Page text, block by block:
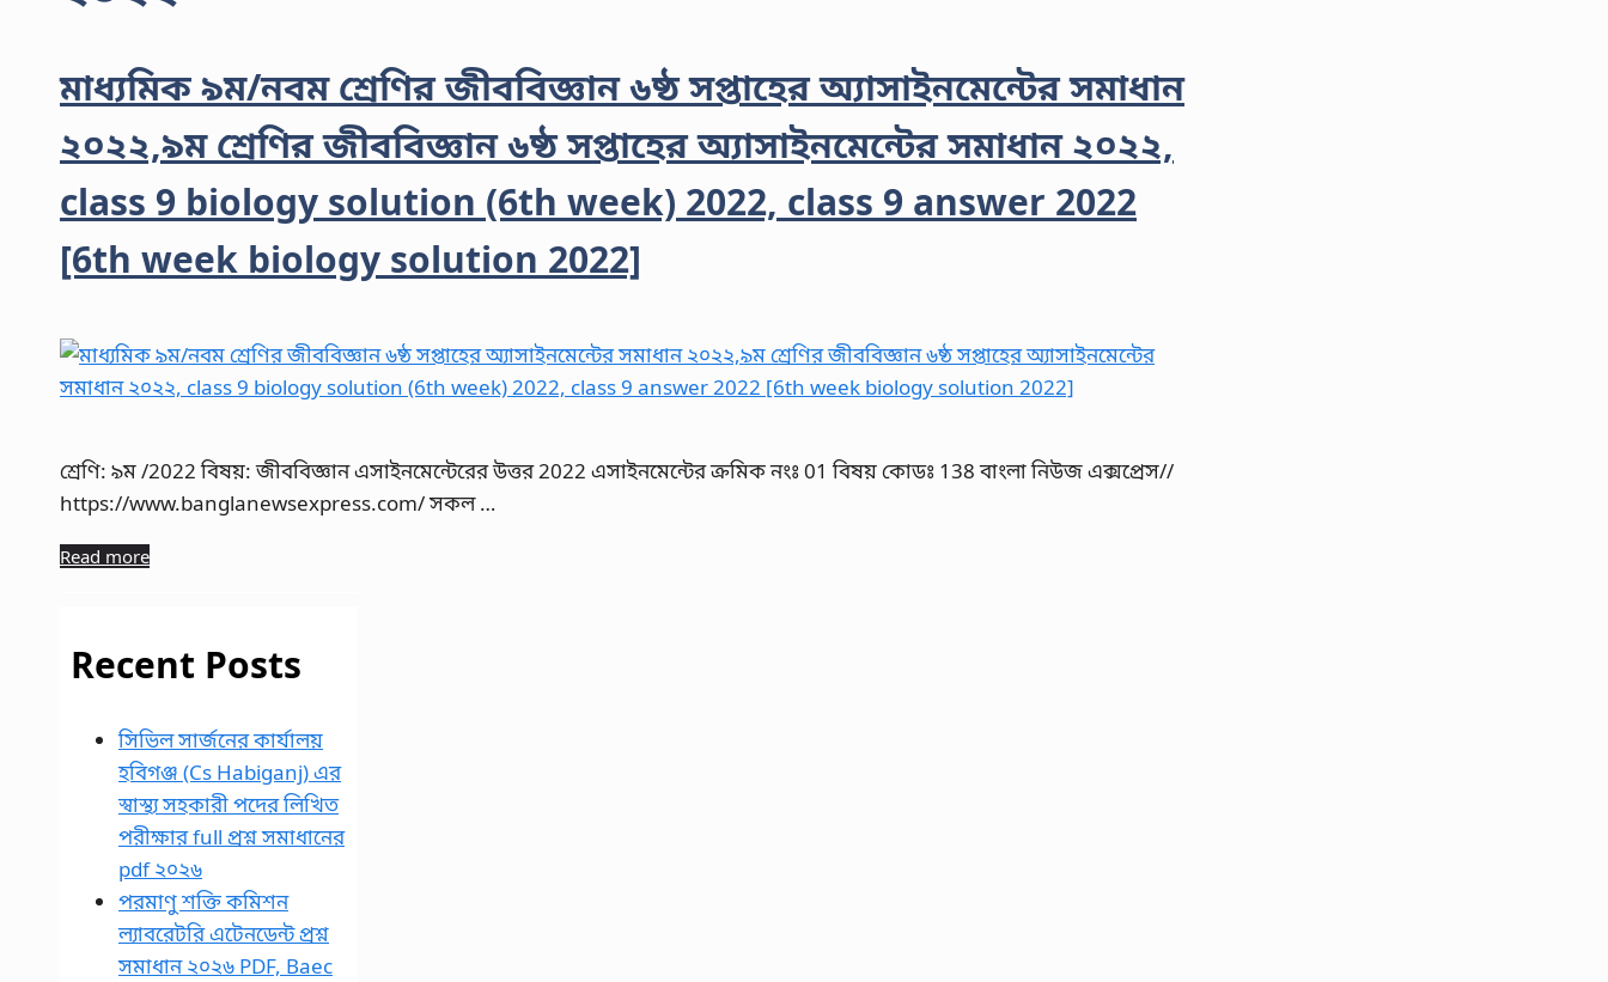
মাধ্যমিক ৯ম/নবম শ্রেণির জীববিজ্ঞান ৬ষ্ঠ সপ্তাহের অ্যাসাইনমেন্টের সমাধান
২০২২,৯ম শ্রেণির জীববিজ্ঞান ৬ষ্ঠ সপ্তাহের অ্যাসাইনমেন্টের সমাধান ২০২২,
class 9 biology solution (6th week) 2022, class 9 answer 2022
[6th week biology solution 2022]
শ্রেণি: ৯ম /2022 বিষয়: জীববিজ্ঞান এসাইনমেন্টেরের উত্তর 2022 এসাইনমেন্টের ক্রমিক নংঃ 01 বিষয় কোডঃ 138 বাংলা নিউজ এক্সপ্রেস//
https://www.banglanewsexpress.com/ সকল …
Read more
Recent Posts
সিভিল সার্জনের কার্যালয়
হবিগঞ্জ (Cs Habiganj) এর
স্বাস্থ্য সহকারী পদের লিখিত
পরীক্ষার full প্রশ্ন সমাধানের
pdf ২০২৬
পরমাণু শক্তি কমিশন
ল্যাবরেটরি এটেনডেন্ট প্রশ্ন
সমাধান ২০২৬ PDF, Baec